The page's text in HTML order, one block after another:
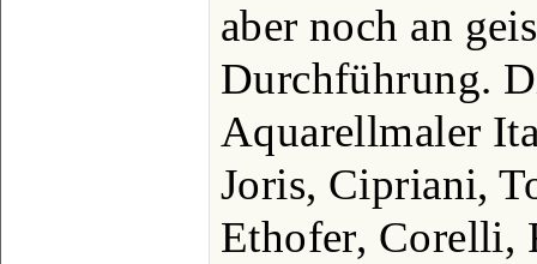
aber noch an
Durchführung.
Aquarellmaler
Joris, Cipriani,
Ethofer, Corelli,